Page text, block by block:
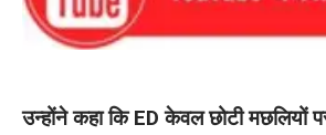
उन्होंने कहा कि ED केवल छोटी मछलियों